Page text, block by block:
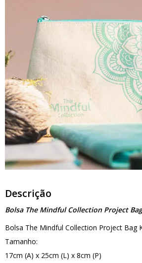
Descrição
Bolsa The Mindful Collection Project
Bolsa The Mindful Collection Project Bag
Tamanho:
17cm (A) x 25cm (L) x 8cm (P)